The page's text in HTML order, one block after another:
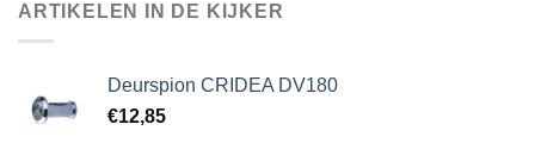
ARTIKELEN IN DE KIJKER
Deurspion CRIDEA DV180
€12,85